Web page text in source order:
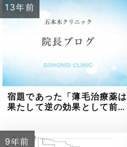
13年前
宿題であった「薄毛治療薬は
果たして逆の効果として前…
9年前